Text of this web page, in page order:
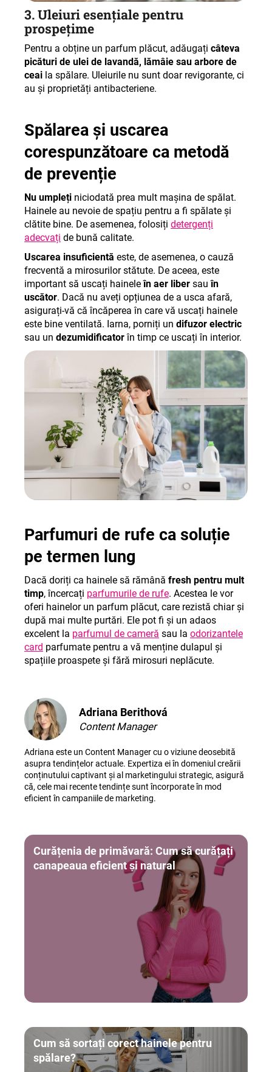
3. Uleiuri esențiale pentru
prospețime
Pentru a obține un parfum plăcut, adăugați câteva
picături de ulei de lavandă, lămâie sau arbore de
ceai la spălare. Uleiurile nu sunt doar revigorante, ci
au și proprietăți antibacteriene.
Spălarea și uscarea
corespunzătoare ca metodă
de prevenție
Nu umpleți niciodată prea mult mașina de spălat.
Hainele au nevoie de spațiu pentru a fi spălate și
clătite bine. De asemenea, folosiți detergenți
adecvați de bună calitate.
Uscarea insuficientă este, de asemenea, o cauză
frecventă a mirosurilor stătute. De aceea, este
important să uscați haineleîn aer liber sauîn
uscător. Dacă nu aveți opțiunea de a usca afară,
asigurați-vă că încăperea în care vă uscați hainele
este bine ventilată. Iarna, porniți un difuzor electric
sau un dezumidificatorîn timp ce uscați în interior.
Parfumuri de rufe ca soluție
pe termen lung
Dacă doriți ca hainele să rămână fresh pentru mult
timp, încercați parfumurile de rufe. Acestea le vor
oferi hainelor un parfum plăcut, care rezistă chiar și
după mai multe purtări. Ele pot fi și un adaos
excelent la parfumul de cameră sau la odorizantele
card parfumate pentru a vă menține dulapul și
spațiile proaspete și fără mirosuri neplăcute.
Adriana Berithová
Content Manager
Adriana este un Content Manager cu o viziune deosebită
asupra tendințelor actuale. Expertiza ei în domeniul creării
conținutului captivant și al marketingului strategic, asigură
că, cele mai recente tendințe sunt încorporate în mod
eficient în campaniile de marketing.
Curățenia de primăvară: Cum să curățați
canapeaua eficient și natural
Cum să sortați corect hainele pentru
spălare?